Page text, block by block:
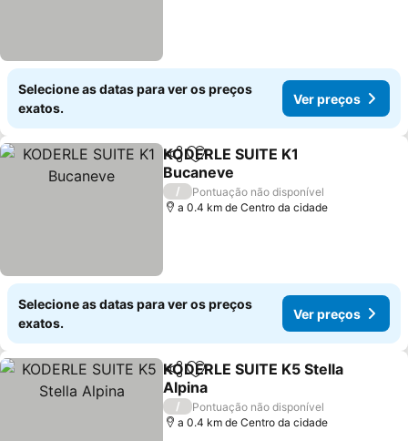
Selecione as datas para ver os preços
exatos.
Ver preços
PartilharAdicionar aos favoritos
KODERLE SUITE K1
Bucaneve
Ver preços
/
Pontuação não disponível
a 0.4 km de Centro da cidade
Selecione as datas para ver os preços
exatos.
Ver preços
PartilharAdicionar aos favoritos
KODERLE SUITE K5 Stella
Alpina
Ver preços
/
Pontuação não disponível
a 0.4 km de Centro da cidade